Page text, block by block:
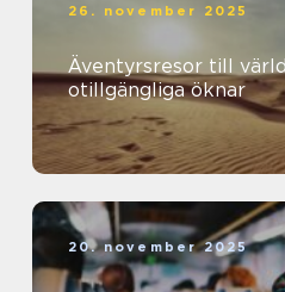
26. november 2025
Äventyrsresor till
otillgängliga öknar
20. november 2025